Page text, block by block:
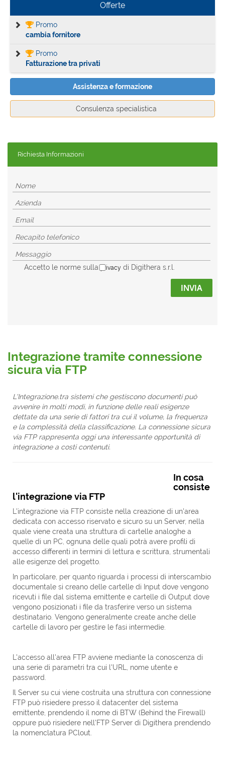
Offerte
Promo
cambia fornitore
Promo
Fatturazione tra privati
Assistenza e formazione
Consulenza specialistica
Richiesta Informazioni
Accetto le norme sulla privacy di Digithera s.r.l.
INVIA
Integrazione tramite connessione
sicura via FTP
L'Integrazione.tra sistemi che gestiscono documenti può
avvenire in molti modi, in funzione delle reali esigenze
dettate da una serie di fattori tra cui il volume, la frequenza
e la complessità della classificazione. La connessione sicura
via FTP rappresenta oggi una interessante opportunità di
integrazione a costi contenuti.
In cosa
consiste
l'integrazione via FTP
L'integrazione via FTP consiste nella creazione di un'area
dedicata con accesso riservato e sicuro su un Server, nella
quale viene creata una struttura di cartelle analoghe a
quelle di un PC, ognuna delle quali potrà avere profili di
accesso differenti in termini di lettura e scrittura, strumentali
alle esigenze del progetto.
In particolare, per quanto riguarda i processi di interscambio
documentale si creano delle cartelle di Input dove vengono
ricevuti i file dal sistema emittente e cartelle di Output dove
vengono posizionati i file da trasferire verso un sistema
destinatario. Vengono generalmente create anche delle
cartelle di lavoro per gestire le fasi intermedie.
L'accesso all'area FTP avviene mediante la conoscenza di
una serie di parametri tra cui l'URL, nome utente e
password.
Il Server su cui viene costruita una struttura con connessione
FTP può risiedere presso il datacenter del sistema
emittente, prendendo il nome di BTW (Behind the Firewall)
oppure può risiedere nell'FTP Server di Digithera prendendo
la nomenclatura PClout.